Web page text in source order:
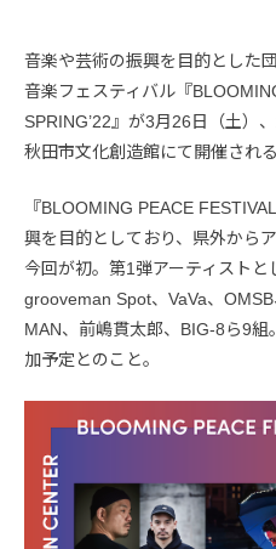
音楽や芸術の振興を目的とした
音楽フェスティバル『
SPRING’22』が3月26日（土）
秋田市文化創造館にて開催される
『BLOOMING PEACE
興を目的としており、県外から
今回が初。第1弾アーティストと
grooveman Spot、VaVa、
MAN、前嶋貫太郎、BIG-8ら9組
加予定とのこと。